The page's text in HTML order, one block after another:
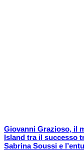
Giovanni Grazioso, il
Island tra il successo
Sabrina Soussi e